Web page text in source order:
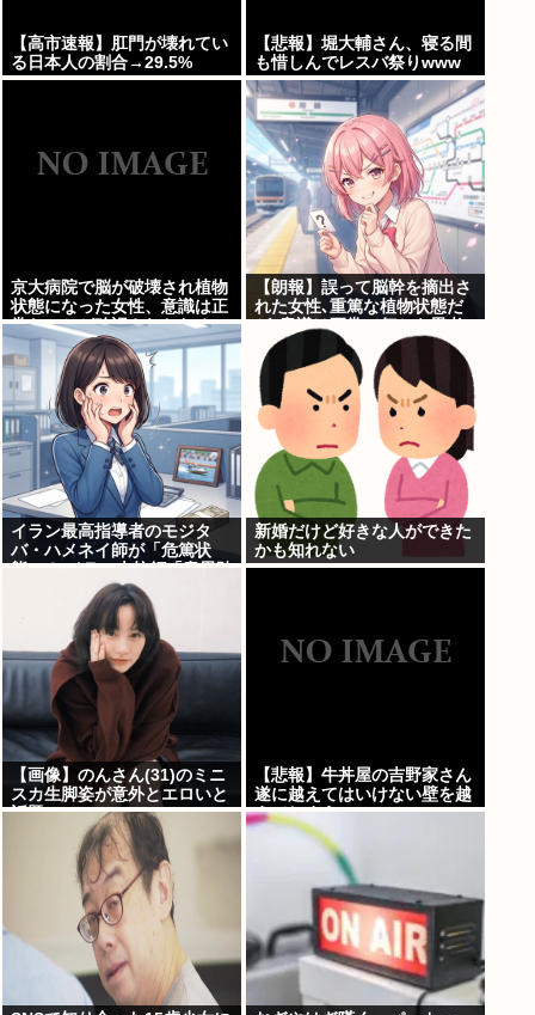
【高市速報】肛門が壊れてい
る日本人の割合→29.5%
【悲報】堀大輔さん、寝る間
も惜しんでレスバ祭りwww
京大病院で脳が破壊され植物
状態になった女性、意識は正
常なことが確認されおわる
【朗報】誤って脳幹を摘出さ
れた女性､重篤な植物状態だ
が､意識は正常で何かを思考
していると判明
イラン最高指導者のモジタ
バ・ハメネイ師が「危篤状
態」？ イラン大統領「意思疎
通はかなり難しい」
新婚だけど好きな人ができた
かも知れない
【画像】のんさん(31)のミニ
スカ生脚姿が意外とエロいと
話題
【悲報】牛丼屋の吉野家さん
遂に越えてはいけない壁を越
えてしまう…